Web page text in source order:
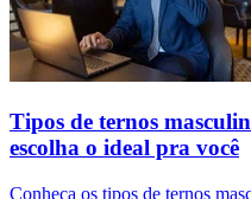
Tipos de ternos
escolha o ideal pra você
Conheça os tipos de ternos